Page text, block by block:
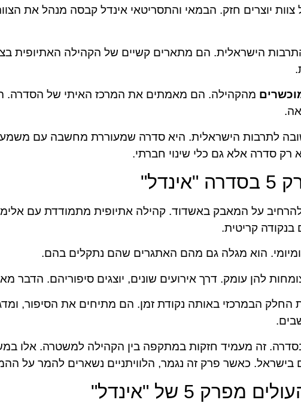
צוות יוצרים חזק. הבמאי והתסריטאי אינדל קבסה מנהל את
הישראלית. הם מתארים קשיים של הקהילה האתיופית
מהקהילה. הם מאמתים את המרכז האיתי של הסדרה.
לתרבות הישראלית. היא סדרה שמעוררת מחשבה עם
סדרה אלא גם כלי שינוי חברתי.
על המאבק באשדוד. קהילה אתיופית מתמודדת עם
בנקודה קריטית.
הוא מגלה גם מהם האתגרים שהם נתקלים בהם.
להן עומק. דרך אירועים שונים, יוצגים סיפוריהם. הדבר
החלק הבמרכזי באותה נקודת זמן. הם מתיחים את הסיפור,
מפנה בסדרה. זה מעמיד חזקות במתקפה בין הקהילה למשטרה.
בישראל. כאשר פרק זה נגמר, הלוויתניים נשארים להמר על
5 של "אינדל"